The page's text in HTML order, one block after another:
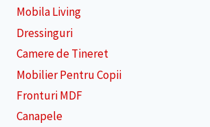
Mobila Living
Dressinguri
Camere de Tineret
Mobilier Pentru Copii
Fronturi MDF
Canapele